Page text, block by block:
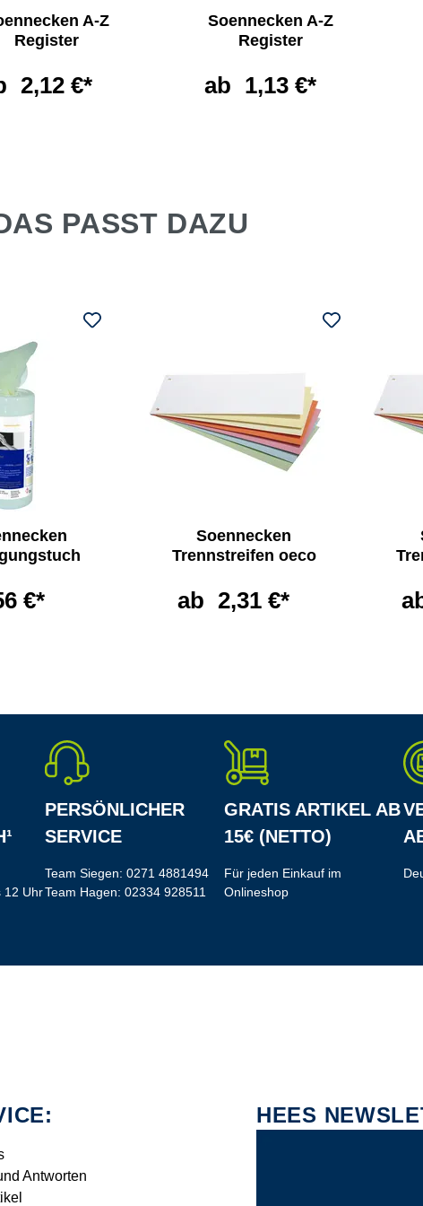
A-Z
Register
2,12 €*
Soennecken A-Z
Register
ab 1,13 €*
PASST DAZU
€*
Soennecken
Trennstreifen oeco
ab 2,31 €*
12 Uhr
PERSÖNLICHER
SERVICE
Team Siegen: 0271 4881494
Team Hagen: 02334 928511
GRATIS ARTIKEL AB
15€ (NETTO)
Für jeden Einkauf im
Onlineshop
Antworten
HEES